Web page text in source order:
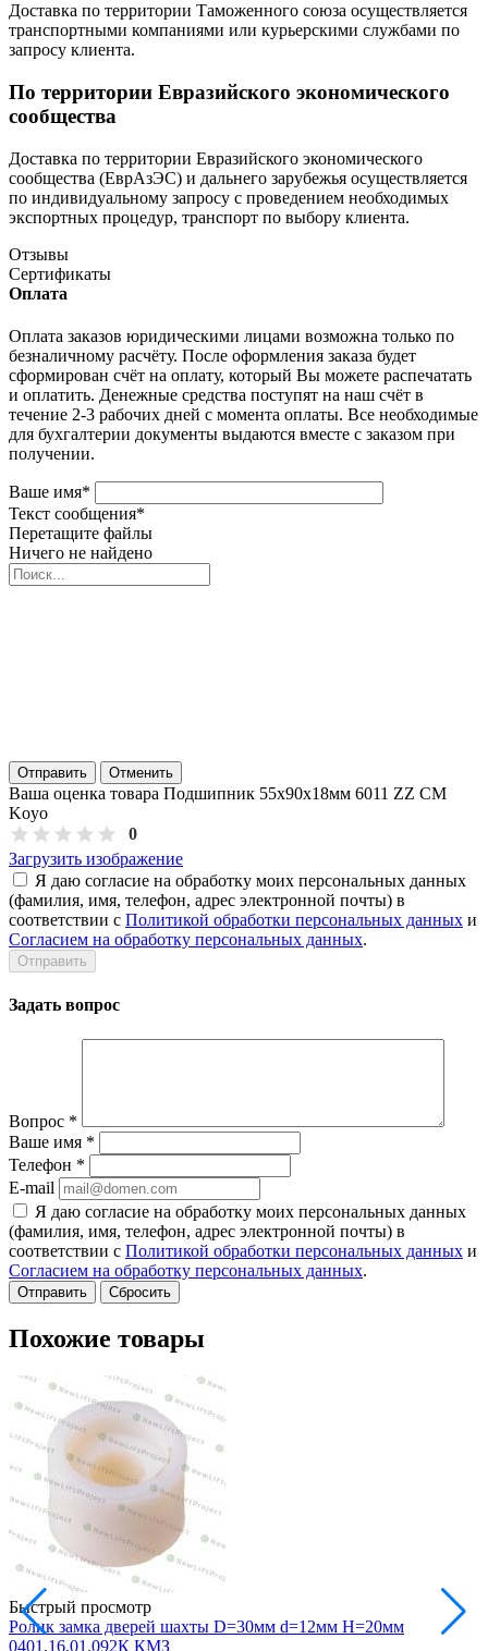
Доставка по территории Таможенного союза осуществляется
транспортными компаниями или курьерскими службами по
запросу клиента.
По территории Евразийского экономического
сообщества
Доставка по территории Евразийского экономического
сообщества (ЕврАзЭС) и дальнего зарубежья осуществляется
по индивидуальному запросу с проведением необходимых
экспортных процедур, транспорт по выбору клиента.
Отзывы
Сертификаты
Оплата
Оплата заказов юридическими лицами возможна только по
безналичному расчёту. После оформления заказа будет
сформирован счёт на оплату, который Вы можете распечатать
и оплатить. Денежные средства поступят на наш счёт в
течение 2-3 рабочих дней с момента оплаты. Все необходимые
для бухгалтерии документы выдаются вместе с заказом при
получении.
Ваше имя*
Текст сообщения*
Перетащите файлы
Ничего не найдено
Отправить Отменить
Ваша оценка товара Подшипник 55х90х18мм 6011 ZZ CM
Koyo
0
Загрузить изображение
Я даю согласие на обработку моих персональных данных
(фамилия, имя, телефон, адрес электронной почты) в
соответствии с Политикой обработки персональных данных и
Согласием на обработку персональных данных.
Задать вопрос
Вопрос *
Ваше имя *
Телефон *
E-mail
Я даю согласие на обработку моих персональных данных
(фамилия, имя, телефон, адрес электронной почты) в
соответствии с Политикой обработки персональных данных и
Согласием на обработку персональных данных.
Сбросить
Похожие товары
Быстрый просмотр
Ролик замка дверей шахты D=30мм d=12мм H=20мм
0401.16.01.092К КМЗ